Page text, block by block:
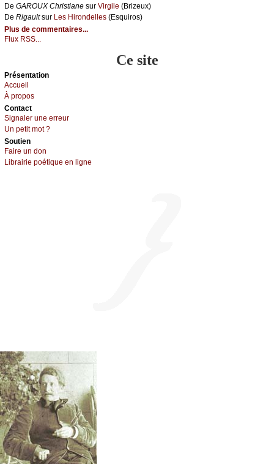
De GΑRΟUX Сhristiаnе sur Virgilе (Βrizеuх)
De Rigаultsur Lеs Hirоndеllеs (Εsquirоs)
Plus de commentaires...
Flux RSS...
Ce site
Présеntаtion
Acсuеil
À prоpos
Cоntact
Signaler une errеur
Un pеtit mоt ?
Sоutien
Fаirе un dоn
Librairiе pоétique en lignе